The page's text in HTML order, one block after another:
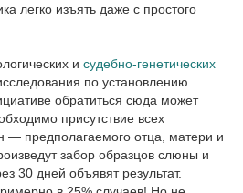
легко изъять даже с простого
и судебно-генетических
по установлению
обратиться сюда может
присутствие всех
— предполагаемого отца, матери и
забор образцов слюны и
30 дней объявят результат.